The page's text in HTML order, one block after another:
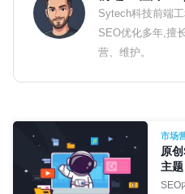
Sytech科技前端
SEO优化多年,擅
营、维护。
市场
原
主题
SEO